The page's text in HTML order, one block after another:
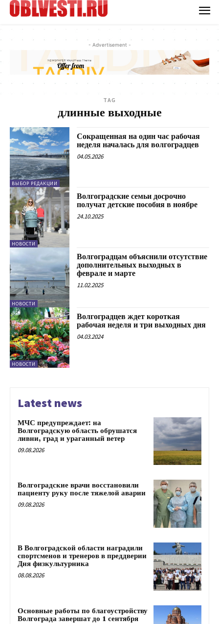
- Advertisement -
TAG
длинные выходные
ВЫБОР РЕДАКЦИИ
Сокращенная на один час рабочая
неделя началась для волгоградцев
04.05.2026
НОВОСТИ
Волгоградские семьи досрочно
получат детские пособия в ноябре
24.10.2025
НОВОСТИ
Волгоградцам объяснили отсутствие
дополнительных выходных в
феврале и марте
11.02.2025
НОВОСТИ
Волгоградцев ждет короткая
рабочая неделя и три выходных дня
04.03.2024
Latest news
МЧС предупреждает: на
Волгоградскую область обрушатся
ливни, град и ураганный ветер
09.08.2026
Волгоградские врачи восстановили
пациенту руку после тяжелой аварии
09.08.2026
В Волгоградской области наградили
спортсменов и тренеров в преддверии
Дня физкультурника
08.08.2026
Основные работы по благоустройству
Волгограда завершат до 1 сентября